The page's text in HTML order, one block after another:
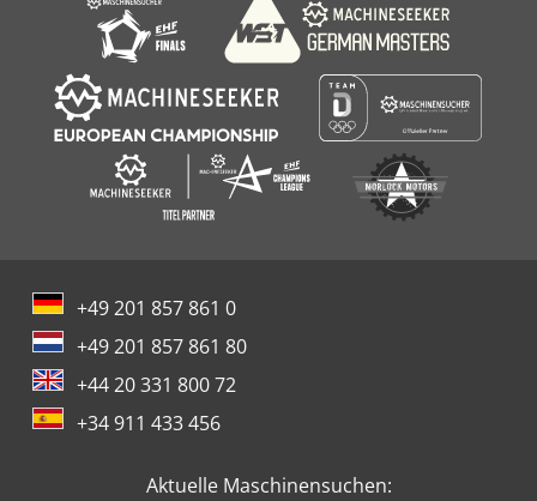
+49 201 857 861 0
+49 201 857 861 80
+44 20 331 800 72
+34 911 433 456
Aktuelle Maschinensuchen: